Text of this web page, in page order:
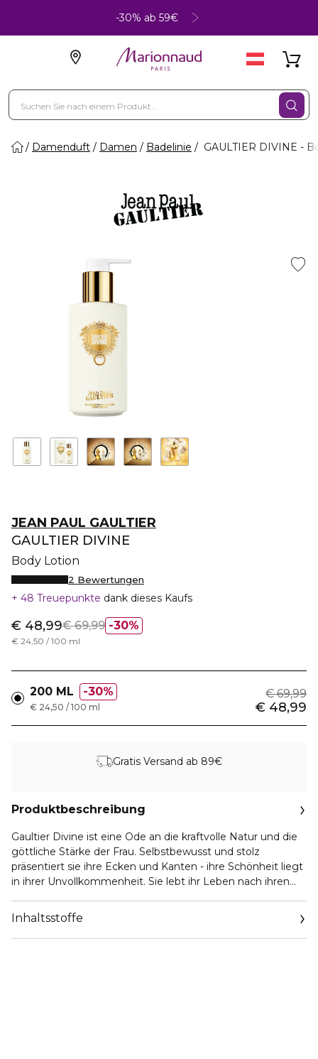
-30% ab 59€
Damenduft Damen Badelinie GAULTIER DIVINE -
JEAN PAUL GAULTIER
GAULTIER DIVINE
Body Lotion
2 Bewertungen
48 Treuepunkte dank dieses Kaufs
30%
€ 48,99€ 69,99
€ 24,50 / 100 ml
200 ML 30% € 69,99
€ 48,99
€ 24,50 / 100 ml
Gratis Versand ab 89€
Produktbeschreibung
Gaultier Divine ist eine Ode an die kraftvolle Natur und die
göttliche Stärke der Frau. Selbstbewusst und stolz
präsentiert sie ihre Ecken und Kanten - ihre Schönheit liegt
in ihrer Unvollkommenheit. Sie lebt ihr Leben nach ihren
ultimativen Charme und ihrer Kombination aus
Verspieltheit und Stärke verzaubert sie jeden in ihrer Nähe.
Inhaltsstoffe